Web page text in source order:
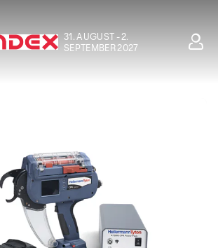
31. AUGUST - 2.
SEPTEMBER 2027